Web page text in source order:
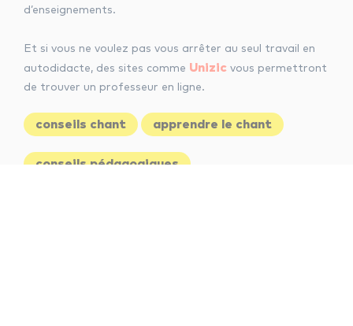
d’enseignements.
Et si vous ne voulez pas vous arrêter au seul travail en
autodidacte, des sites comme Unizic vous permettront
de trouver un professeur en ligne.
conseils chant apprendre le chant
conseils pédagogiques